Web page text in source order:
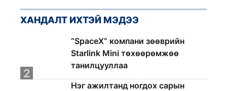
ХАНДАЛТ ИХТЭЙ МЭДЭЭ
“SpaceX” компани зөөврийн
Starlink Mini төхөөрөмжөө
танилцууллаа
2
Нэг ажилтанд ногдох сарын